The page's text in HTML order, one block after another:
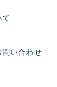
問い合わせ